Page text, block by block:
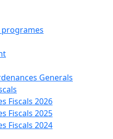
programes
Generals
Fiscals 2026
Fiscals 2025
Fiscals 2024